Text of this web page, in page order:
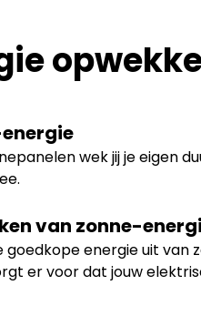
wek jij je eigen
van zonne-
goedkope energie uit van
er voor dat jouw